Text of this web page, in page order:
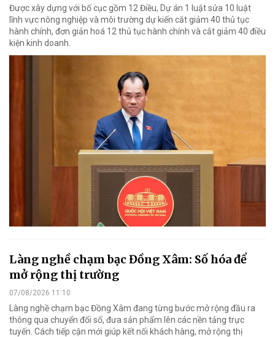
Được xây dựng với bố cục gồm 12 Điều, Dự án 1 luật sửa 10 luật
lĩnh vực nông nghiệp và môi trường dự kiến cắt giảm 40 thủ tục
hành chính, đơn giản hoá 12 thủ tục hành chính và cắt giảm 40 điều
kiện kinh doanh.
Làng nghề chạm bạc Đồng Xâm: Số hóa để
mở rộng thị trường
07/08/2026 11:10
Làng nghề chạm bạc Đồng Xâm đang từng bước mở rộng đầu ra
thông qua chuyển đổi số, đưa sản phẩm lên các nền tảng trực
tuyến. Cách tiếp cận mới giúp kết nối khách hàng, mở rộng thị